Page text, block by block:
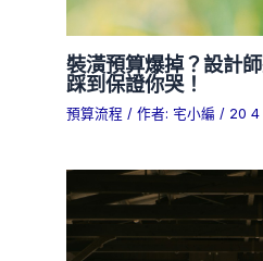
裝潢預算爆掉？設計
踩到保證你哭！
預算流程 / 作者: 宅小編/ 20 4